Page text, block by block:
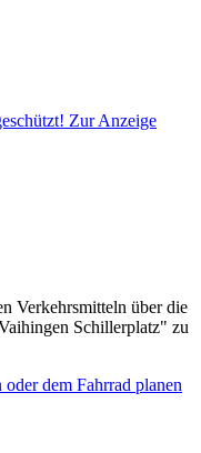
Zur Anzeige
Verkehrsmitteln über die
Schillerplatz" zu
dem Fahrrad planen